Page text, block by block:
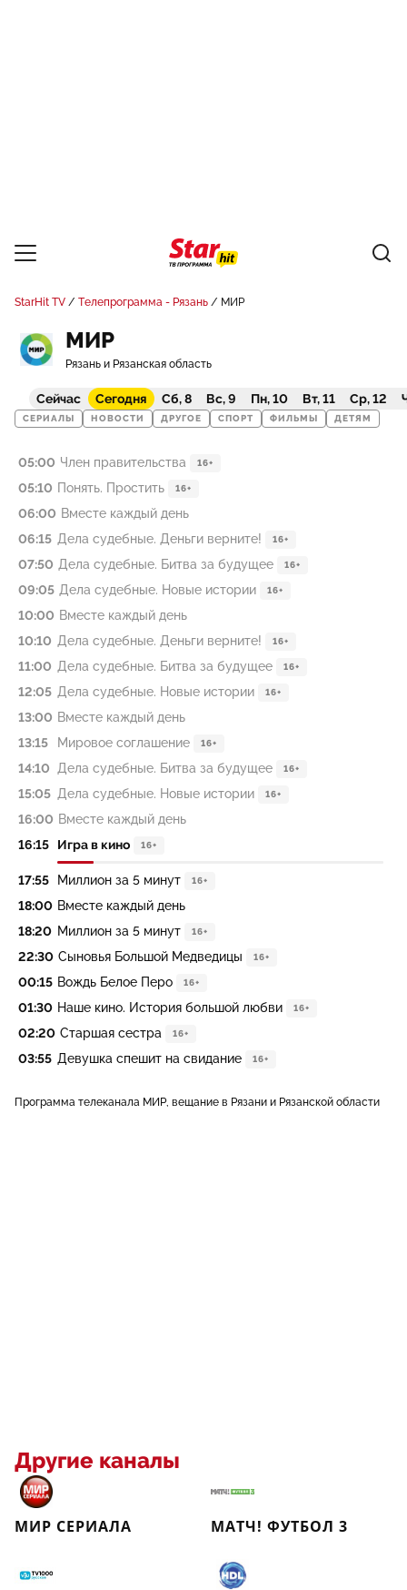
StarHit TV Телепрограмма - Рязань МИР
МИР
Рязань и Рязанская область
Сейчас Сегодня Сб, 8 Вс, 9 Пн, 10 Вт, 11 Ср, 12
СЕРИАЛЫ НОВОСТИ ДРУГОЕ СПОРТ ФИЛЬМЫ ДЕТЯМ
05:00 Член правительства 16+
05:10 Понять. Простить 16+
06:00 Вместе каждый день
06:15 Дела судебные. Деньги верните! 16+
07:50 Дела судебные. Битва за будущее 16+
09:05 Дела судебные. Новые истории 16+
10:00 Вместе каждый день
10:10 Дела судебные. Деньги верните! 16+
11:00 Дела судебные. Битва за будущее 16+
12:05 Дела судебные. Новые истории 16+
13:00 Вместе каждый день
13:15
Мировое соглашение 16+
14:10 Дела судебные. Битва за будущее 16+
15:05 Дела судебные. Новые истории 16+
16:00 Вместе каждый день
16:15
Игра в кино 16+
17:55 Миллион за 5 минут 16+
18:00 Вместе каждый день
18:20 Миллион за 5 минут 16+
22:30 Сыновья Большой Медведицы 16+
00:15 Вождь Белое Перо 16+
01:30 Наше кино. История большой любви 16+
02:20 Старшая сестра 16+
03:55 Девушка спешит на свидание 16+
Программа телеканала МИР, вещание в Рязани и Рязанской области
Другие каналы
МИР СЕРИАЛА МАТЧ! ФУТБОЛ 3